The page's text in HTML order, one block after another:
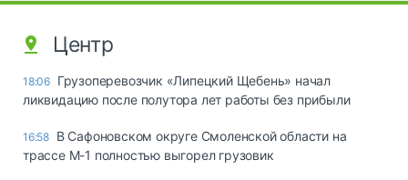
Центр
18:06 Грузоперевозчик «Липецкий Щебень» начал
ликвидацию после полутора лет работы без прибыли
16:58 В Сафоновском округе Смоленской области на
трассе М-1 полностью выгорел грузовик